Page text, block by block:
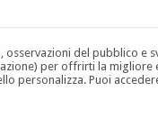
osservazioni del pubblico e
per offrirti la migliore
personalizza. Puoi